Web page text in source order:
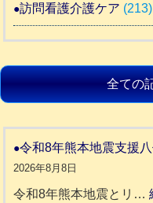
訪問看護介護ケア (213)
全ての
令和8年熊本地震支援
2026年8月8日
令和8年熊本地震とリ…